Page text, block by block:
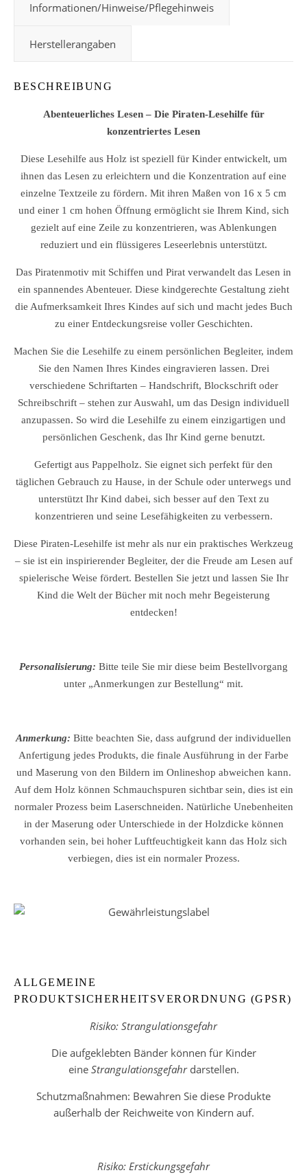
Informationen/Hinweise/Pflegehinweis
Herstellerangaben
BESCHREIBUNG
Abenteuerliches Lesen – Die Piraten-Lesehilfe für
konzentriertes Lesen
Diese Lesehilfe aus Holz ist speziell für Kinder entwickelt, um
ihnen das Lesen zu erleichtern und die Konzentration auf eine
einzelne Textzeile zu fördern. Mit ihren Maßen von 16 x 5 cm
und einer 1 cm hohen Öffnung ermöglicht sie Ihrem Kind, sich
gezielt auf eine Zeile zu konzentrieren, was Ablenkungen
reduziert und ein flüssigeres Leseerlebnis unterstützt.
Das Piratenmotiv mit Schiffen und Pirat verwandelt das Lesen in
ein spannendes Abenteuer. Diese kindgerechte Gestaltung zieht
die Aufmerksamkeit Ihres Kindes auf sich und macht jedes Buch
zu einer Entdeckungsreise voller Geschichten.
Machen Sie die Lesehilfe zu einem persönlichen Begleiter, indem
Sie den Namen Ihres Kindes eingravieren lassen. Drei
verschiedene Schriftarten – Handschrift, Blockschrift oder
Schreibschrift – stehen zur Auswahl, um das Design individuell
anzupassen. So wird die Lesehilfe zu einem einzigartigen und
persönlichen Geschenk, das Ihr Kind gerne benutzt.
Gefertigt aus Pappelholz. Sie eignet sich perfekt für den
täglichen Gebrauch zu Hause, in der Schule oder unterwegs und
unterstützt Ihr Kind dabei, sich besser auf den Text zu
konzentrieren und seine Lesefähigkeiten zu verbessern.
Diese Piraten-Lesehilfe ist mehr als nur ein praktisches Werkzeug
– sie ist ein inspirierender Begleiter, der die Freude am Lesen auf
spielerische Weise fördert. Bestellen Sie jetzt und lassen Sie Ihr
Kind die Welt der Bücher mit noch mehr Begeisterung
entdecken!
Personalisierung: Bitte teile Sie mir diese beim Bestellvorgang
unter „Anmerkungen zur Bestellung“ mit.
Anmerkung: Bitte beachten Sie, dass aufgrund der individuellen
Anfertigung jedes Produkts, die finale Ausführung in der Farbe
und Maserung von den Bildern im Onlineshop abweichen kann.
Auf dem Holz können Schmauchspuren sichtbar sein, dies ist ein
normaler Prozess beim Laserschneiden. Natürliche Unebenheiten
in der Maserung oder Unterschiede in der Holzdicke können
vorhanden sein, bei hoher Luftfeuchtigkeit kann das Holz sich
verbiegen, dies ist ein normaler Prozess.
ALLGEMEINE
PRODUKTSICHERHEITSVERORDNUNG (GPSR)
Risiko: Strangulationsgefahr
Die aufgeklebten Bänder können für Kinder
eine Strangulationsgefahrdarstellen.
Schutzmaßnahmen: Bewahren Sie diese Produkte
außerhalb der Reichweite von Kindern auf.
Risiko: Erstickungsgefahr